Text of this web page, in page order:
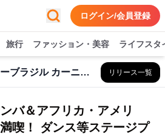
ログイン/会員登録
旅行 ファッション・美容 ライフスタ
サンバ ダンショーブラジル カーニバル イン ジャパン2019&アフリカン・アメリカン・カリビアン・カルチャーフェス日本2019実行委員会 リリース一覧
バ＆アフリカ・アメリ
喫！ ダンス等ステージプ